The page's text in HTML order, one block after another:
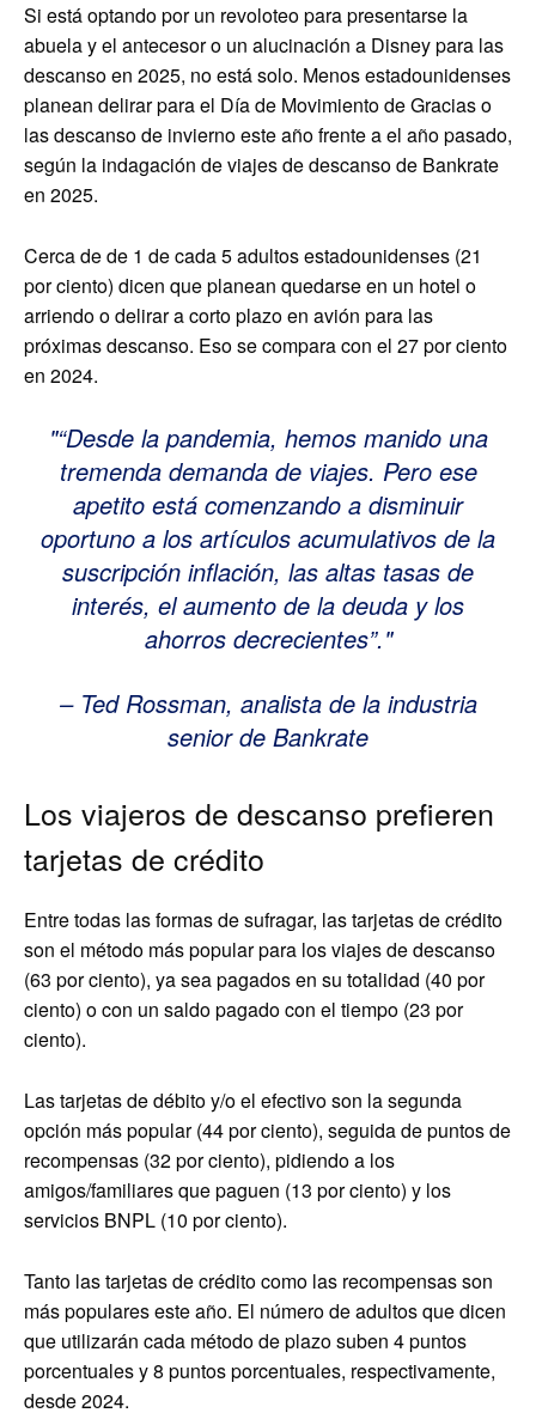
Si está optando por un revoloteo para presentarse la
abuela y el antecesor o un alucinación a Disney para las
descanso en 2025, no está solo. Menos estadounidenses
planean delirar para el Día de Movimiento de Gracias o
las descanso de invierno este año frente a el año pasado,
según la indagación de viajes de descanso de Bankrate
en 2025.
Cerca de de 1 de cada 5 adultos estadounidenses (21
por ciento) dicen que planean quedarse en un hotel o
arriendo o delirar a corto plazo en avión para las
próximas descanso. Eso se compara con el 27 por ciento
en 2024.
“Desde la pandemia, hemos manido una
tremenda demanda de viajes. Pero ese
apetito está comenzando a disminuir
oportuno a los artículos acumulativos de la
suscripción inflación, las altas tasas de
interés, el aumento de la deuda y los
ahorros decrecientes”.
– Ted Rossman, analista de la industria
senior de Bankrate
Los viajeros de descanso prefieren
tarjetas de crédito
Entre todas las formas de sufragar, las tarjetas de crédito
son el método más popular para los viajes de descanso
(63 por ciento), ya sea pagados en su totalidad (40 por
ciento) o con un saldo pagado con el tiempo (23 por
ciento).
Las tarjetas de débito y/o el efectivo son la segunda
opción más popular (44 por ciento), seguida de puntos de
recompensas (32 por ciento), pidiendo a los
amigos/familiares que paguen (13 por ciento) y los
servicios BNPL (10 por ciento).
Tanto las tarjetas de crédito como las recompensas son
más populares este año. El número de adultos que dicen
que utilizarán cada método de plazo suben 4 puntos
porcentuales y 8 puntos porcentuales, respectivamente,
desde 2024.